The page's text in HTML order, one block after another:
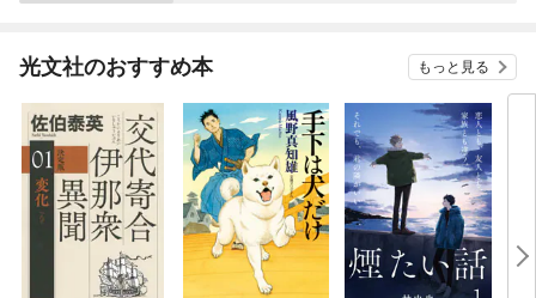
光文社のおすすめ本 もっと見る